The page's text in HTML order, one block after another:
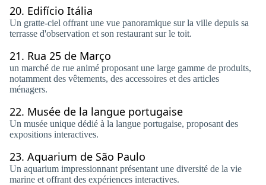
20. Edifício Itália
Un gratte-ciel offrant une vue panoramique sur la ville depuis sa
terrasse d'observation et son restaurant sur le toit.
21. Rua 25 de Março
un marché de rue animé proposant une large gamme de produits,
notamment des vêtements, des accessoires et des articles
ménagers.
22. Musée de la langue portugaise
Un musée unique dédié à la langue portugaise, proposant des
expositions interactives.
23. Aquarium de São Paulo
Un aquarium impressionnant présentant une diversité de la vie
marine et offrant des expériences interactives.